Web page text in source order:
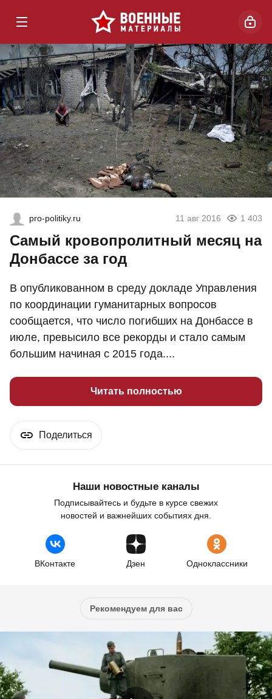
pro-politiky.ru 11 авг 2016 1 403
Самый кровопролитный месяц на
Донбассе за год
В опубликованном в среду докладе Управления
по координации гуманитарных вопросов
сообщается, что число погибших на Донбассе в
июле, превысило все рекорды и стало самым
большим начиная с 2015 года....
Читать полностью
Поделиться
Наши новостные каналы
Подписывайтесь и будьте в курсе свежих
новостей и важнейших событиях дня.
ВКонтакте Дзен Одноклассники
Рекомендуем для вас